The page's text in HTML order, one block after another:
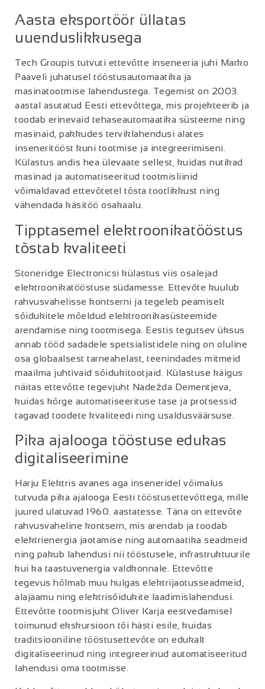
Aasta eksportöör üllatas
uuenduslikkusega
Tech Groupis tutvuti ettevõtte inseneeria juhi Marko
Paaveli juhatusel tööstusautomaatika ja
masinatootmise lahendustega. Tegemist on 2003.
aastal asutatud Eesti ettevõttega, mis projekteerib ja
toodab erinevaid tehaseautomaatika süsteeme ning
masinaid, pakkudes terviklahendusi alates
inseneritööst kuni tootmise ja integreerimiseni.
Külastus andis hea ülevaate sellest, kuidas nutikad
masinad ja automatiseeritud tootmisliinid
võimaldavad ettevõtetel tõsta tootlikkust ning
vähendada käsitöö osakaalu.
Tipptasemel elektroonikatööstus
tõstab kvaliteeti
Stoneridge Electronicsi külastus viis osalejad
elektroonikatööstuse südamesse. Ettevõte kuulub
rahvusvahelisse kontserni ja tegeleb peamiselt
sõidukitele mõeldud elektroonikasüsteemide
arendamise ning tootmisega. Eestis tegutsev üksus
annab tööd sadadele spetsialistidele ning on oluline
osa globaalsest tarneahelast, teenindades mitmeid
maailma juhtivaid sõidukitootjaid. Külastuse käigus
näitas ettevõtte tegevjuht Nadežda Dementjeva,
kuidas kõrge automatiseerituse tase ja protsessid
tagavad toodete kvaliteedi ning usaldusväärsuse.
Pika ajalooga tööstuse edukas
digitaliseerimine
Harju Elektris avanes aga inseneridel võimalus
tutvuda pika ajalooga Eesti tööstusettevõttega, mille
juured ulatuvad 1960. aastatesse. Täna on ettevõte
rahvusvaheline kontsern, mis arendab ja toodab
elektrienergia jaotamise ning automaatika seadmeid
ning pakub lahendusi nii tööstusele, infrastruktuurile
kui ka taastuvenergia valdkonnale. Ettevõtte
tegevus hõlmab muu hulgas elektrijaotusseadmeid,
alajaamu ning elektrisõidukite laadimislahendusi.
Ettevõtte tootmisjuht Oliver Karja eestvedamisel
toimunud ekskursioon tõi hästi esile, kuidas
traditsiooniline tööstusettevõte on edukalt
digitaliseerinud ning integreerinud automatiseeritud
lahendusi oma tootmisse.